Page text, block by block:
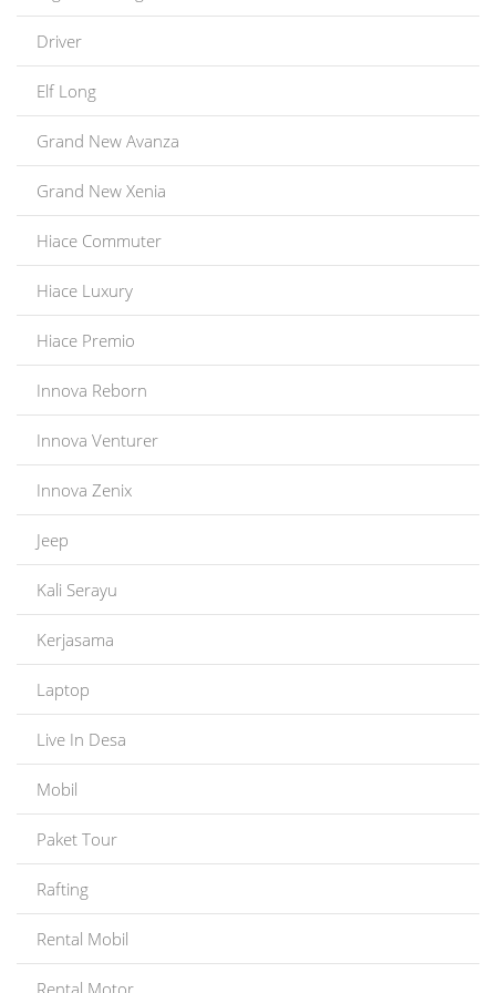
Driver
Elf Long
Grand New Avanza
Grand New Xenia
Hiace Commuter
Hiace Luxury
Hiace Premio
Innova Reborn
Innova Venturer
Innova Zenix
Jeep
Kali Serayu
Kerjasama
Laptop
Live In Desa
Mobil
Paket Tour
Rafting
Rental Mobil
Rental Motor